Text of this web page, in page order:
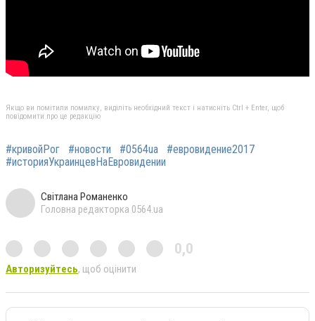
Якщо ви помітили помилку, виділіть необхідний текст і натисніть Ctrl + Enter, щоб
повідомити про це редакцію
#кривойРог #новости #0564ua
#евровидение2017
#историяУкраинцевНаЕвровидении
Світлана Романенко
Головна редакторка 0564.ua
0,0
Авторизуйтесь, щоб оцінити